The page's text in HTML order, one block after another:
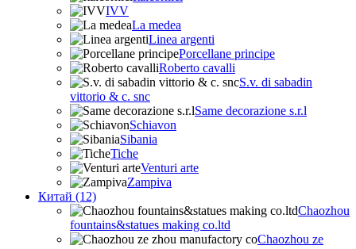
IVV
La medea
Linea argenti
Porcellane principe
Roberto cavalli
S.v. di sabadin
vittorio & c. snc
Same decorazione s.r.l
Schiavon
Sibania
Tiche
Venturi arte
Zampiva
Китай (12)
Chaozhou
fountains&statues making co.ltd
Chaozhou ze